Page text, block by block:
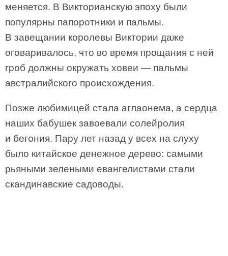
меняется. В Викторианскую эпоху были
популярны папоротники и пальмы.
В завещании королевы Виктории даже
оговаривалось, что во время прощания с ней
гроб должны окружать ховеи — пальмы
австралийского происхождения.
Позже любимицей стала аглаонема, а сердца
наших бабушек завоевали солейролия
и бегония. Пару лет назад у всех на слуху
было китайское денежное дерево: самыми
рьяными зелеными евангелистами стали
скандинавские садоводы.